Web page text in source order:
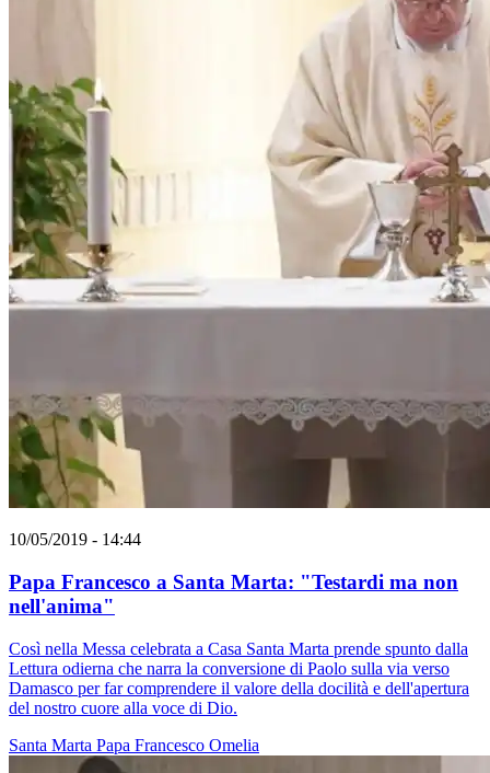
10/05/2019 - 14:44
Papa Francesco a Santa Marta: "Testardi ma non
nell'anima"
Così nella Messa celebrata a Casa Santa Marta prende spunto dalla
Lettura odierna che narra la conversione di Paolo sulla via verso
Damasco per far comprendere il valore della docilità e dell'apertura
del nostro cuore alla voce di Dio.
Santa Marta Papa Francesco Omelia